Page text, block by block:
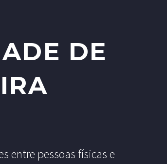
DE
entre pessoas físicas e